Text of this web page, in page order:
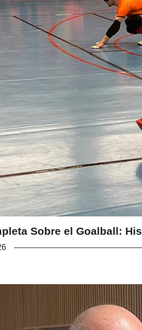
Sobre el Goalball: